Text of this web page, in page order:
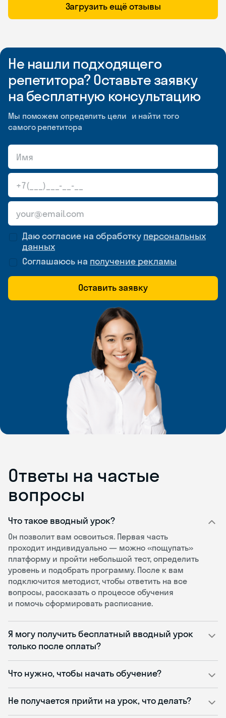
Загрузить ещё отзывы
Не нашли подходящего
репетитора? Оставьте заявку
на бесплатную консультацию
Мы поможем определить цели и найти того
самого репетитора
Даю согласие на обработку персональных
данных
Соглашаюсь на получение рекламы
Оставить заявку
Ответы на частые
вопросы
Что такое вводный урок?
Он позволит вам освоиться. Первая часть
проходит индивидуально — можно «пощупать»
платформу и пройти небольшой тест, определить
уровень и подобрать программу. После к вам
подключится методист, чтобы ответить на все
вопросы, рассказать о процессе обучения
и помочь сформировать расписание.
Я могу получить бесплатный вводный урок
только после оплаты?
Что нужно, чтобы начать обучение?
Не получается прийти на урок, что делать?